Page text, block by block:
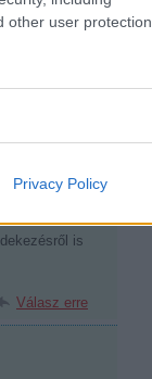
user protection.
Privacy Policy
nem az
mindent
hogy
megtépázta
behozzuk a
is
Válasz erre